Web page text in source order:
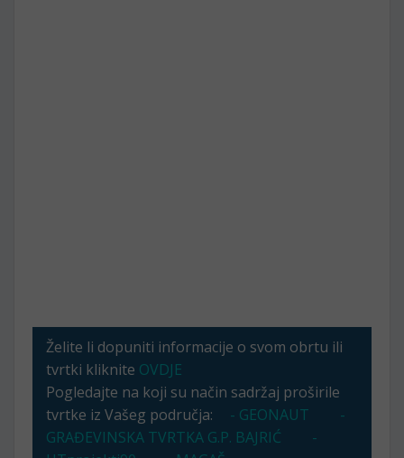
Želite li dopuniti informacije o svom obrtu ili
tvrtki kliknite OVDJE
Pogledajte na koji su način sadržaj proširile
tvrtke iz Vašeg područja:
- GEONAUT
-
GRAĐEVINSKA TVRTKA G.P. BAJRIĆ
-